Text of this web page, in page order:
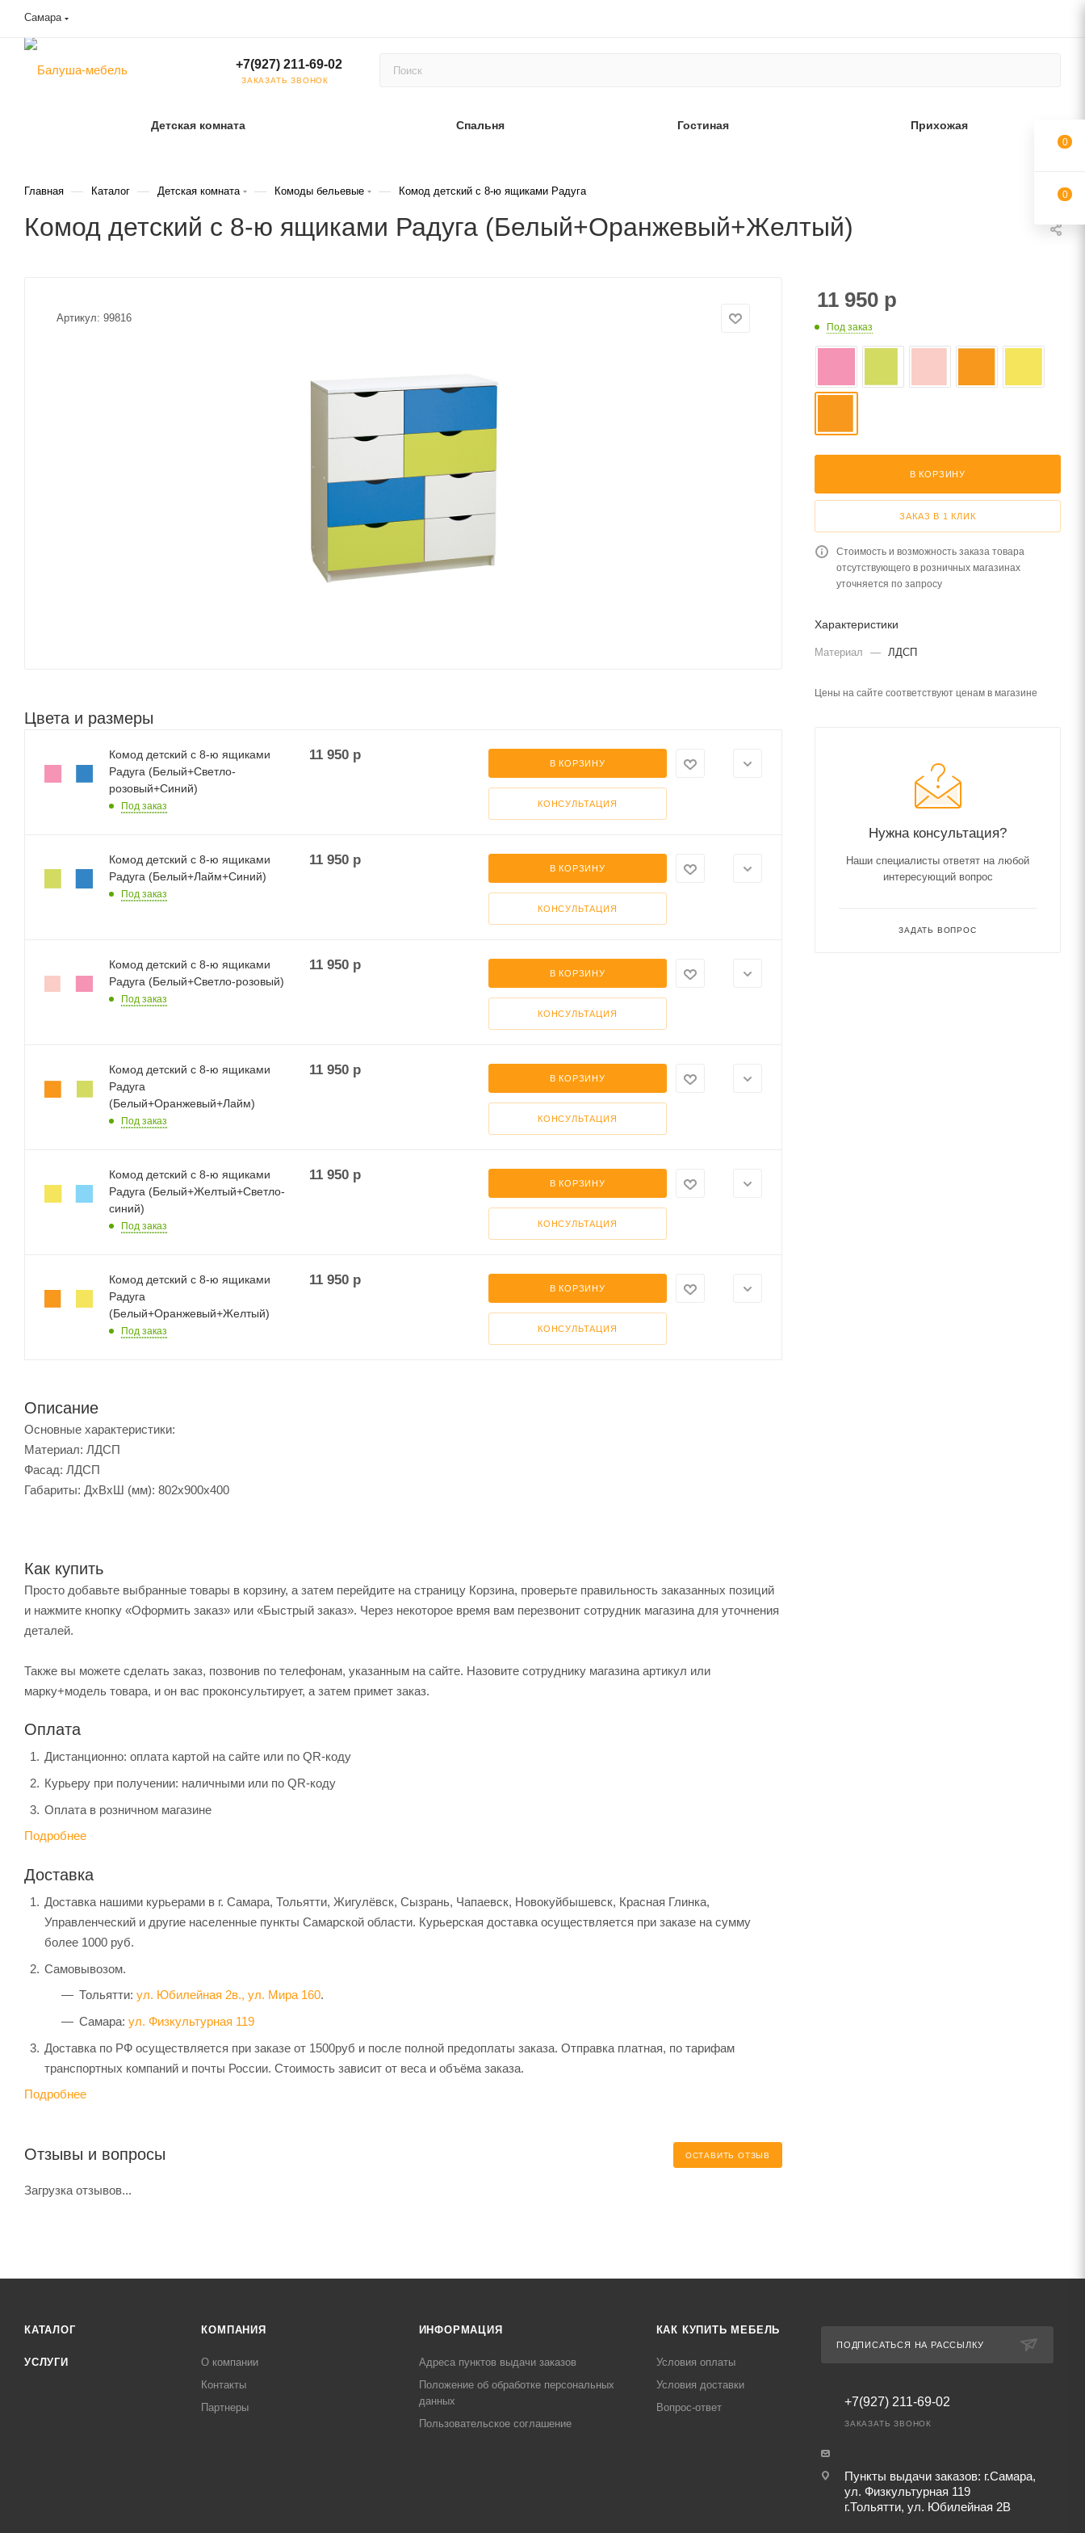
Самара
+7(927) 211-69-02
ЗАКАЗАТЬ ЗВОНОК
Детская комната Спальня Гостиная Прихожая
Главная — Каталог — Детская комната — Комоды бельевые — Комод детский с 8-ю ящиками Радуга
Комод детский с 8-ю ящиками Радуга (Белый+Оранжевый+Желтый)
Артикул: 99816
Цвета и размеры
Комод детский с 8-ю ящиками
Радуга (Белый+Светло-
розовый+Синий)
Под заказ
11 950р
В КОРЗИНУ
КОНСУЛЬТАЦИЯ
Комод детский с 8-ю ящиками
Радуга (Белый+Лайм+Синий)
Под заказ
11 950р
В КОРЗИНУ
КОНСУЛЬТАЦИЯ
Комод детский с 8-ю ящиками
Радуга (Белый+Светло-розовый)
Под заказ
11 950р
В КОРЗИНУ
КОНСУЛЬТАЦИЯ
Комод детский с 8-ю ящиками
Радуга
(Белый+Оранжевый+Лайм)
Под заказ
11 950р
В КОРЗИНУ
КОНСУЛЬТАЦИЯ
Комод детский с 8-ю ящиками
Радуга (Белый+Желтый+Светло-
синий)
Под заказ
11 950р
В КОРЗИНУ
КОНСУЛЬТАЦИЯ
Комод детский с 8-ю ящиками
Радуга
(Белый+Оранжевый+Желтый)
Под заказ
11 950р
В КОРЗИНУ
КОНСУЛЬТАЦИЯ
Описание
Основные характеристики:
Материал: ЛДСП
Фасад: ЛДСП
Габариты: ДхВхШ (мм): 802x900x400
Как купить
Просто добавьте выбранные товары в корзину, а затем перейдите на страницу Корзина, проверьте правильность заказанных позиций
и нажмите кнопку «Оформить заказ» или «Быстрый заказ». Через некоторое время вам перезвонит сотрудник магазина для уточнения
деталей.
Также вы можете сделать заказ, позвонив по телефонам, указанным на сайте. Назовите сотруднику магазина артикул или
марку+модель товара, и он вас проконсультирует, а затем примет заказ.
Оплата
Дистанционно: оплата картой на сайте или по QR-коду
Курьеру при получении: наличными или по QR-коду
Оплата в розничном магазине
Подробнее
Доставка
Доставка нашими курьерами в г. Самара, Тольятти, Жигулёвск, Сызрань, Чапаевск, Новокуйбышевск, Красная Глинка,
Управленческий и другие населенные пункты Самарской области. Курьерская доставка осуществляется при заказе на сумму
более 1000 руб.
Самовывозом.
Тольятти: ул. Юбилейная 2в., ул. Мира 160.
Самара: ул. Физкультурная 119
Доставка по РФ осуществляется при заказе от 1500руб и после полной предоплаты заказа. Отправка платная, по тарифам
транспортных компаний и почты России. Стоимость зависит от веса и объёма заказа.
Подробнее
Отзывы и вопросы ОСТАВИТЬ ОТЗЫВ
Загрузка отзывов...
11 950 р
Под заказ
В КОРЗИНУ
ЗАКАЗ В 1 КЛИК
Стоимость и возможность заказа товара
отсутствующего в розничных магазинах
уточняется по запросу
Характеристики
Материал — ЛДСП
Цены на сайте соответствуют ценам в магазине
Нужна консультация?
Наши специалисты ответят на любой
интересующий вопрос
ЗАДАТЬ ВОПРОС
КАТАЛОГ
УСЛУГИ
КОМПАНИЯ
О компании
Контакты
Партнеры
ИНФОРМАЦИЯ
Адреса пунктов выдачи заказов
Положение об обработке персональных
данных
Пользовательское соглашение
КАК КУПИТЬ МЕБЕЛЬ
Условия оплаты
Условия доставки
Вопрос-ответ
ПОДПИСАТЬСЯ НА РАССЫЛКУ
+7(927) 211-69-02
ЗАКАЗАТЬ ЗВОНОК
Пункты выдачи заказов: г.Самара,
ул. Физкультурная 119
г.Тольятти, ул. Юбилейная 2В
0
0